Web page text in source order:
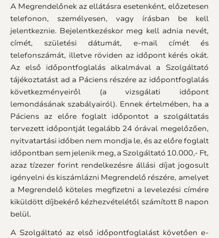
A Megrendelőnek az ellátásra esetenként, előzetesen
telefonon, személyesen, vagy írásban be kell
jelentkeznie. Bejelentkezéskor meg kell adnia nevét,
címét, születési dátumát, e-mail címét és
telefonszámát, illetve röviden az időpont kérés okát.
Az első időpontfoglalás alkalmával a Szolgáltató
tájékoztatást ad a Páciens részére az időpontfoglalás
következményeiről (a vizsgálati időpont
lemondásának szabályairól). Ennek értelmében, ha a
Páciens az előre foglalt időpontot a szolgáltatás
tervezett időpontját legalább 24 órával megelőzően,
nyitvatartási időben nem mondja le, és az előre foglalt
időpontban sem jelenik meg, a Szolgáltató 10.000,- Ft,
azaz tízezer forint rendelkezésre állási díjat jogosult
igényelni és kiszámlázni Megrendelő részére, amelyet
a Megrendelő köteles megfizetni a levelezési címére
kiküldött díjbekérő kézhezvételétől számított 8 napon
belül.
A Szolgáltató az első időpontfoglalást követően e-